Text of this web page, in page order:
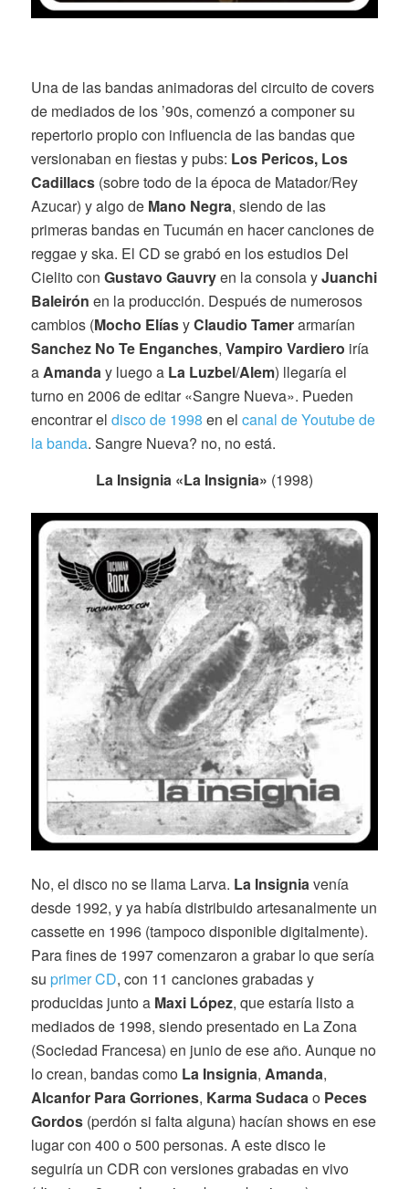
Una de las bandas animadoras del circuito de covers
de mediados de los ’90s, comenzó a componer su
repertorio propio con influencia de las bandas que
versionaban en fiestas y pubs: Los Pericos, Los
Cadillacs(sobre todo de la época de Matador/Rey
Azucar) y algo de Mano Negra, siendo de las
primeras bandas en Tucumán en hacer canciones de
reggae y ska. El CD se grabó en los estudios Del
Cielito con Gustavo Gauvryen la consola yJuanchi
Baleirón en la producción. Después de numerosos
cambios (Mocho ElíasyClaudio Tamerarmarían
Sanchez No Te Enganches, Vampiro Vardiero iría
aAmanday luego a La Luzbel/Alem) llegaría el
turno en 2006 de editar «Sangre Nueva». Pueden
encontrar el disco de 1998 en el canal de Youtube de
la banda. Sangre Nueva? no, no está.
La Insignia «La Insignia» (1998)
No, el disco no se llama Larva. La Insigniavenía
desde 1992, y ya había distribuido artesanalmente un
cassette en 1996 (tampoco disponible digitalmente).
Para fines de 1997 comenzaron a grabar lo que sería
su primer CD, con 11 canciones grabadas y
producidas junto a Maxi López, que estaría listo a
mediados de 1998, siendo presentado en La Zona
(Sociedad Francesa) en junio de ese año. Aunque no
lo crean, bandas como La Insignia, Amanda,
Alcanfor Para Gorriones, Karma Sudacao Peces
Gordos(perdón si falta alguna) hacían shows en ese
lugar con 400 o 500 personas. A este disco le
seguiría un CDR con versiones grabadas en vivo